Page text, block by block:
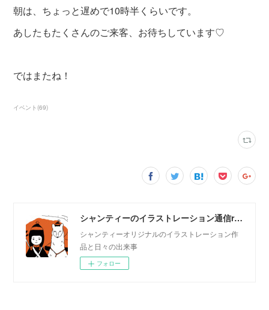
朝は、ちょっと遅めで10時半くらいです。
あしたもたくさんのご来客、お待ちしています♡
ではまたね！
イベント (69)
シャンティーのイラストレーション通信rararashanty
シャンティーオリジナルのイラストレーション作
品と日々の出来事
フォロー